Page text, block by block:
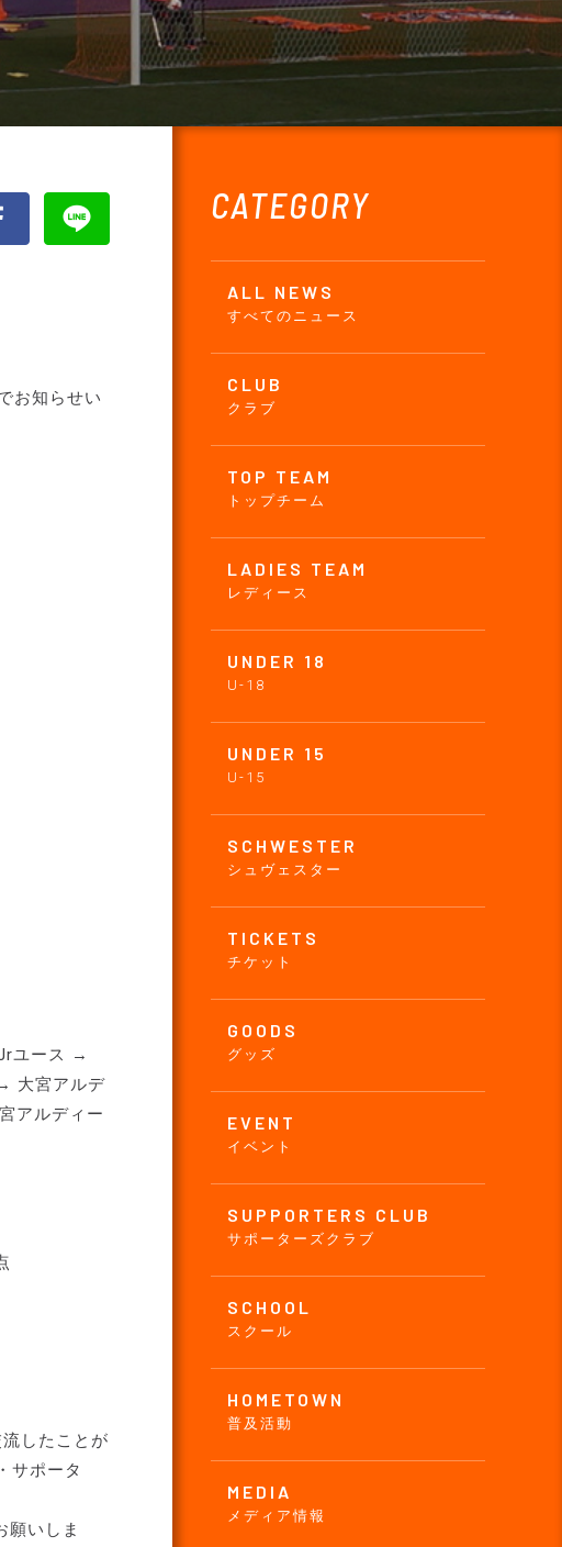
CATEGORY
ALL NEWS
すべてのニュース
CLUB
クラブ
TOP TEAM
トップチーム
LADIES TEAM
レディース
UNDER 18
U-18
UNDER 15
U-15
SCHWESTER
シュヴェスター
TICKETS
チケット
GOODS
グッズ
EVENT
イベント
SUPPORTERS CLUB
サポーターズクラブ
SCHOOL
スクール
HOMETOWN
普及活動
MEDIA
メディア情報
お知らせい
ユース →
大宮アルデ
アルディー
したことが
サポータ
願いしま